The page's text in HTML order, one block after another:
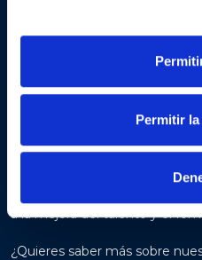
Permitir
Impulsamos
talento y el
En ITECAM, trabajamos cada
conocimiento en un valor real
misión es potenciar la
favorecer el desarrollo
a la mejora del talento y el
¿Quieres saber más sobre